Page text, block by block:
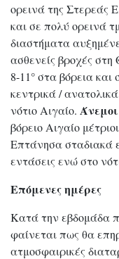
ορεινά της Στερεάς
και σε πολύ ορεινά
διαστήματα
ασθενείς βροχές
8-11° στα βόρεια και
κεντρικά /
νότιο Αιγαίο.
βόρειο Αιγαίο
Επτάνησα σταδιακά
εντάσεις ενώ στο
Επόμενες ημέρες
Κατά την εβδομάδα
φαίνεται πως θα
ατμοσφαιρικές